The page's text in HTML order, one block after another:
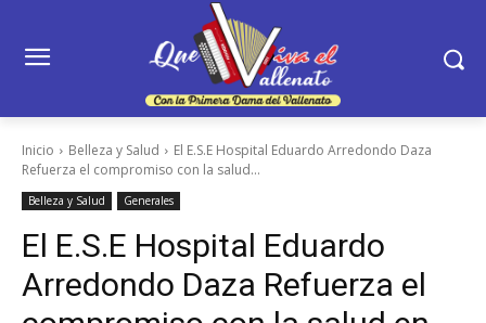
Inicio Belleza y Salud
El E.S.E Hospital Eduardo Arredondo Daza
Refuerza el compromiso con la salud...
Belleza y Salud Generales
El E.S.E Hospital Eduardo
Arredondo Daza Refuerza el